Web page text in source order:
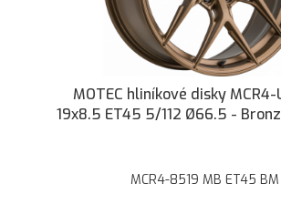
MOTEC hliníkové disky
19x8.5 ET45 5/112 Ø66.5 -
MCR4-8519 MB ET45 BM